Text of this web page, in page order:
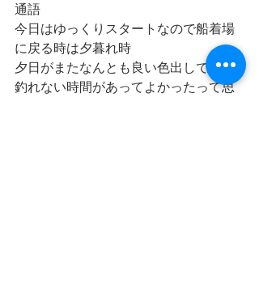
通語
今日はゆっくりスタートなので船着場
に戻る時は夕暮れ時
夕日がまたなんとも良い色出してた
釣れない時間があってよかったって思